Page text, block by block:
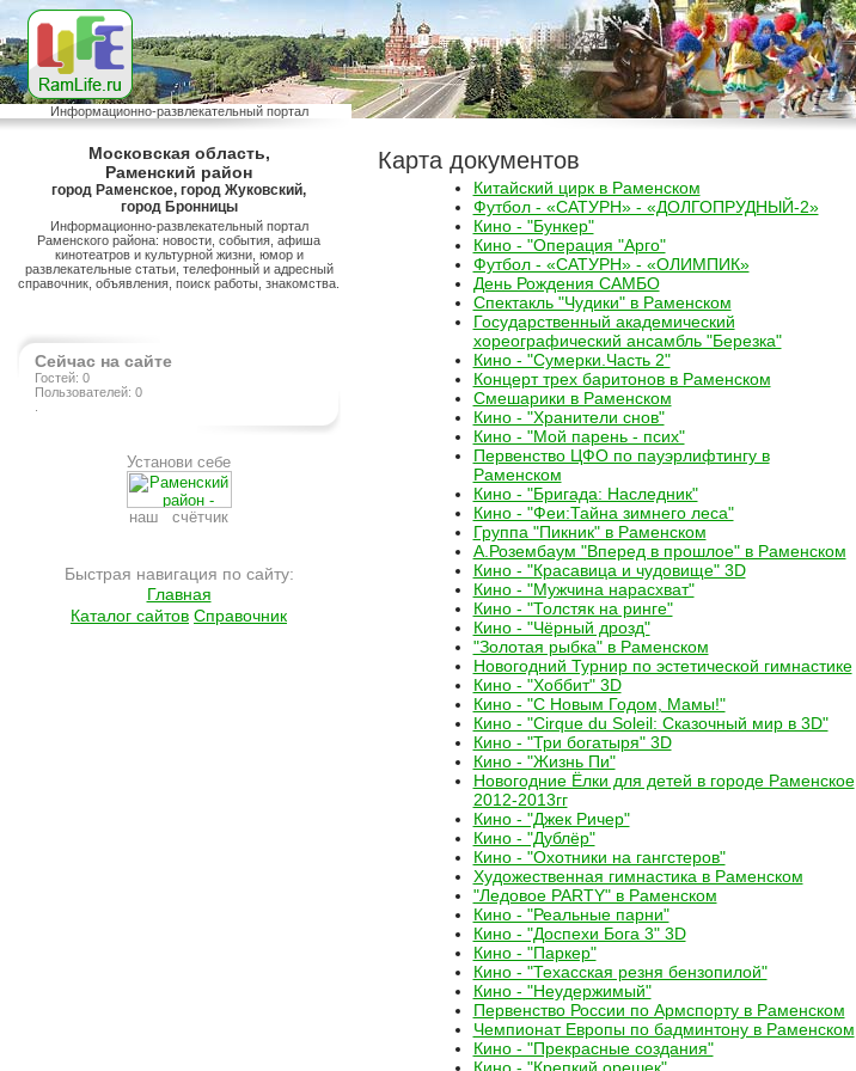
Информационно-развлекательный портал
Московская область,
Раменский район
город Раменское, город Жуковский,
город Бронницы
Информационно-развлекательный портал
Раменского района: новости, события, афиша
кинотеатров и культурной жизни, юмор и
развлекательные статьи, телефонный и адресный
справочник, объявления, поиск работы, знакомства.
Сейчас на сайте
Гостей: 0
Пользователей: 0
Установи себе
наш счётчик
Быстрая навигация по сайту:
Главная
Каталог сайтов Справочник
Карта документов
Китайский цирк в Раменском
Футбол - «САТУРН» - «ДОЛГОПРУДНЫЙ-2»
Кино - "Бункер"
Кино - "Операция "Арго"
Футбол - «САТУРН» - «ОЛИМПИК»
День Рождения САМБО
Спектакль "Чудики" в Раменском
Государственный академический
хореографический ансамбль "Березка"
Кино - "Сумерки.Часть 2"
Концерт трех баритонов в Раменском
Смешарики в Раменском
Кино - "Хранители снов"
Кино - "Мой парень - псих"
Первенство ЦФО по пауэрлифтингу в
Раменском
Кино - "Бригада: Наследник"
Кино - "Феи:Тайна зимнего леса"
Группа "Пикник" в Раменском
А.Розембаум "Вперед в прошлое" в Раменском
Кино - "Красавица и чудовище" 3D
Кино - "Мужчина нарасхват"
Кино - "Толстяк на ринге"
Кино - "Чёрный дрозд"
"Золотая рыбка" в Раменском
Новогодний Турнир по эстетической гимнастике
Кино - "Хоббит" 3D
Кино - "С Новым Годом, Мамы!"
Кино - "Сirque du Soleil: Сказочный мир в 3D"
Кино - "Три богатыря" 3D
Кино - "Жизнь Пи"
Новогодние Ёлки для детей в городе Раменское
2012-2013гг
Кино - "Джек Ричер"
Кино - "Дублёр"
Кино - "Охотники на гангстеров"
Художественная гимнастика в Раменском
"Ледовое PARTY" в Раменском
Кино - "Реальные парни"
Кино - "Доспехи Бога 3" 3D
Кино - "Паркер"
Кино - "Техасская резня бензопилой"
Кино - "Неудержимый"
Первенство России по Армспорту в Раменском
Чемпионат Европы по бадминтону в Раменском
Кино - "Прекрасные создания"